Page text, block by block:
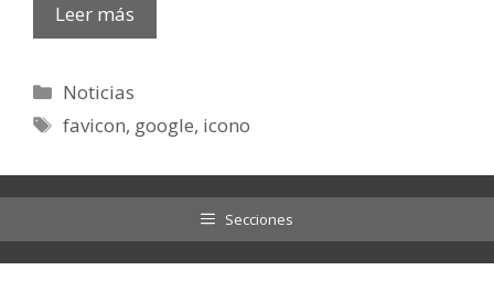
Leer más
Categorías
Noticias
Etiquetas
favicon, google, icono
Secciones